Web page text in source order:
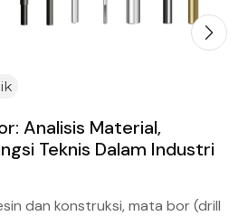
Analisis Material,
Teknis Dalam Industri
dan konstruksi, mata bor (drill